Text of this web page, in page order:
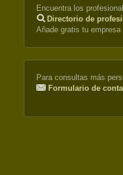
Encuentra los
Directorio de
Añade gratis tu
Para consultas más
Formulario de